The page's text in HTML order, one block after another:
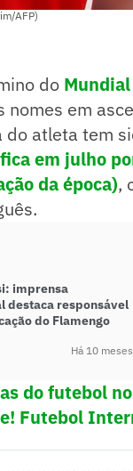
AFP)
do
em
do atleta tem
em julho
da época),
imprensa
destaca responsável
do Flamengo
Há 10 meses
do futebol
Futebol